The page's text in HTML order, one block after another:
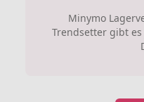
Minymo
Trendsetter gibt